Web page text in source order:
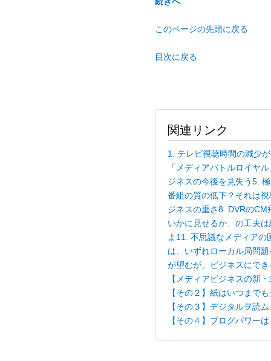
このページの先頭に戻る
目次に戻る
関連リンク
1. テレビ視聴時間の減少
「メディアバトルロイヤ
ジネスの今後を見失う5.
番組の質の低下？それは
ジネスの重さ8. DVRのCM
いかに見せるか、の工夫
よ 11. 不思議なメディアの
は、いずれローカル局問題
が望むが、ビジネスにで
【メディアビジネスの新
【その２】紙はいつまで
【その３】デジタルヲ読
【その４】ブログパワー